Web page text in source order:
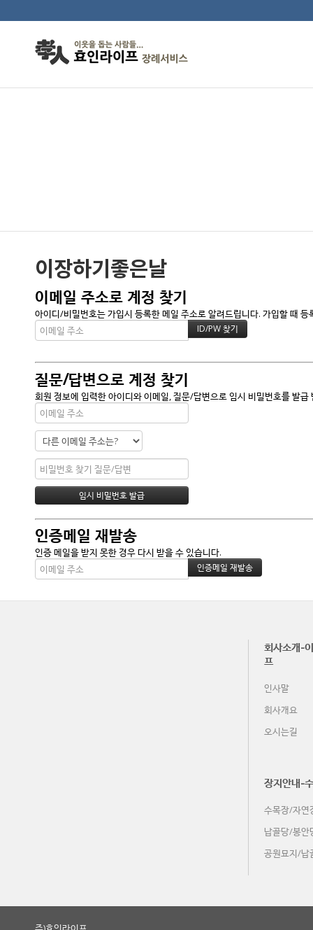
이장하기좋은날
이메일 주소로 계정 찾기
아이디/비밀번호는 가입시 등록한 메일 주소로 알려드립니다. 가입할 때
질문/답변으로 계정 찾기
회원 정보에 입력한 아이디와 이메일, 질문/답변으로 임시 비밀번호를 발급
인증메일 재발송
인증 메일을 받지 못한 경우 다시 받을 수 있습니다.
회사소개-
프
인사말
회사개요
오시는길
장지안내-
수목장/자연
납골당/봉안
공원묘지/납